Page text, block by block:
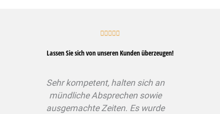
    
5
Lassen Sie sich von unseren Kunden überzeugen!
Sehr kompetent, halten sich an
mündliche Absprechen sowie
ausgemachte Zeiten. Es wurde